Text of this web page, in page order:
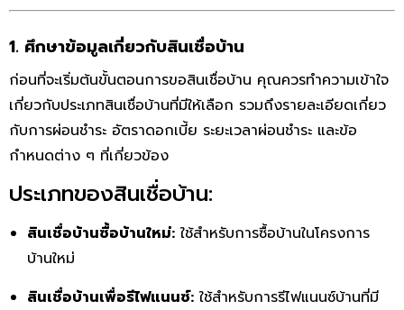
1. ศึกษาข้อมูลเกี่ยวกับสินเชื่อบ้าน
ก่อนที่จะเริ่มต้นขั้นตอนการขอสินเชื่อบ้าน คุณควรทำความเข้าใจ
เกี่ยวกับประเภทสินเชื่อบ้านที่มีให้เลือก รวมถึงรายละเอียดเกี่ยว
กับการผ่อนชำระ อัตราดอกเบี้ย ระยะเวลาผ่อนชำระ และข้อ
กำหนดต่าง ๆ ที่เกี่ยวข้อง
ประเภทของสินเชื่อบ้าน:
สินเชื่อบ้านซื้อบ้านใหม่: ใช้สำหรับการซื้อบ้านในโครงการ
บ้านใหม่
สินเชื่อบ้านเพื่อรีไฟแนนซ์: ใช้สำหรับการรีไฟแนนซ์บ้านที่มี